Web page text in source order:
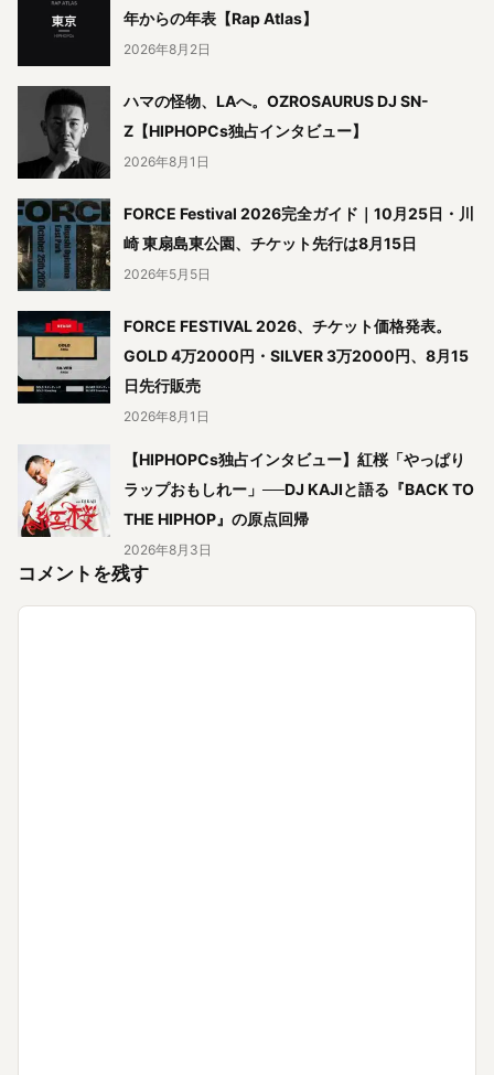
年からの年表【Rap Atlas】
2026年8月2日
ハマの怪物、LAへ。OZROSAURUS DJ SN-
Z【HIPHOPCs独占インタビュー】
2026年8月1日
FORCE Festival 2026完全ガイド｜10月25日・川
崎 東扇島東公園、チケット先行は8月15日
2026年5月5日
FORCE FESTIVAL 2026、チケット価格発表。
GOLD 4万2000円・SILVER 3万2000円、8月15
日先行販売
2026年8月1日
【HIPHOPCs独占インタビュー】紅桜「やっぱり
ラップおもしれー」──DJ KAJIと語る『BACK TO
THE HIPHOP』の原点回帰
2026年8月3日
コメントを残す